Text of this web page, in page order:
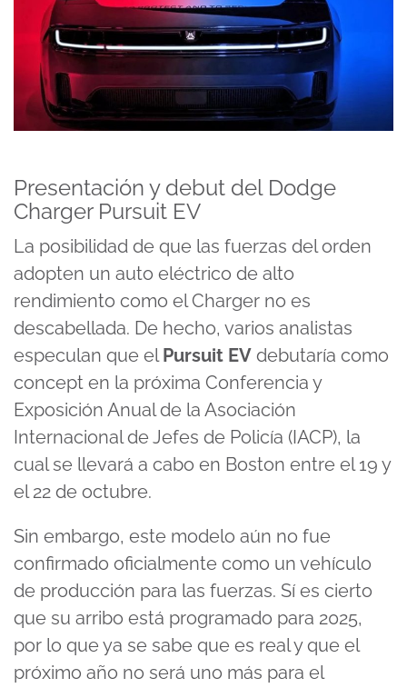
Presentación y debut del Dodge
Charger Pursuit EV
La posibilidad de que las fuerzas del orden
adopten un auto eléctrico de alto
rendimiento como el Charger no es
descabellada. De hecho, varios analistas
especulan que elPursuit EV debutaría como
concept en la próxima Conferencia y
Exposición Anual de la Asociación
Internacional de Jefes de Policía (IACP), la
cual se llevará a cabo en Boston entre el 19 y
el 22 de octubre.
Sin embargo, este modelo aún no fue
confirmado oficialmente como un vehículo
de producción para las fuerzas. Sí es cierto
que su arribo está programado para 2025,
por lo que ya se sabe que es real y que el
próximo año no será uno más para el